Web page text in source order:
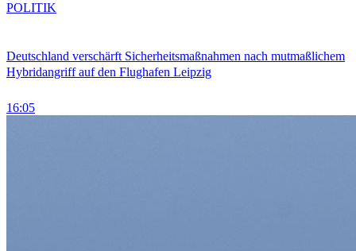
Deutschland verschärft Sicherheitsmaßnahmen nach mutmaßlichem
Hybridangriff auf den Flughafen Leipzig
16:05
POLITIK